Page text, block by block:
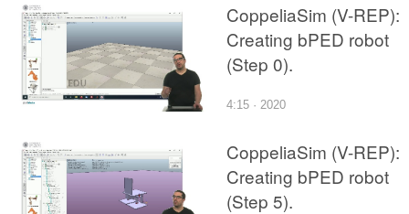
CoppeliaSim (V-REP):
Creating bPED robot
(Step 0).
4:15 · 2020
CoppeliaSim (V-REP):
Creating bPED robot
(Step 5).